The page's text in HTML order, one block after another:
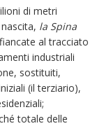
di metri
la Spina
al tracciato
industriali
sostituiti,
(il terziario),
totale delle